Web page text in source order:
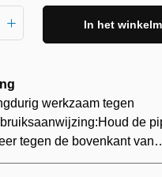
In het
werkzaam tegen
de
tegen de bovenkant